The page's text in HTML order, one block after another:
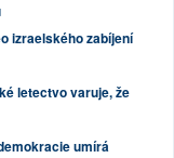
izraelského zabíjení
letectvo varuje, že
umírá